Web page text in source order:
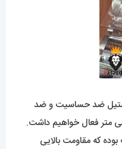
ضد حساسیت و ضد
متر فعال خواهیم داشت.
که مقاومت بالایی